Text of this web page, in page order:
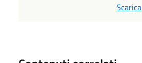
Scarica